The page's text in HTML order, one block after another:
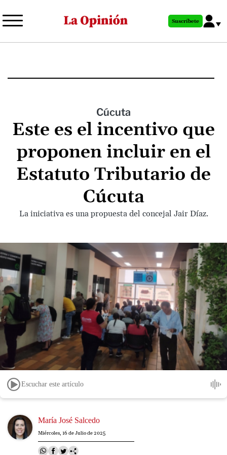
al
principal
Suscríbete
Cúcuta
Este es el incentivo que
proponen incluir en el
Estatuto Tributario de
Cúcuta
La iniciativa es una propuesta del concejal Jair Díaz.
Escuchar este artículo
Image María José Salcedo
Miércoles, 16 de Julio de 2025